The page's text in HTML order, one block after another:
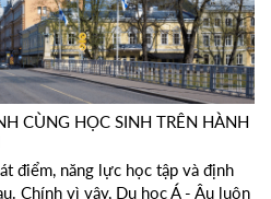
CÙNG HỌC SINH TRÊN HÀNH
điểm, năng lực học tập và định
Chính vì vậy, Du học Á - Âu luôn